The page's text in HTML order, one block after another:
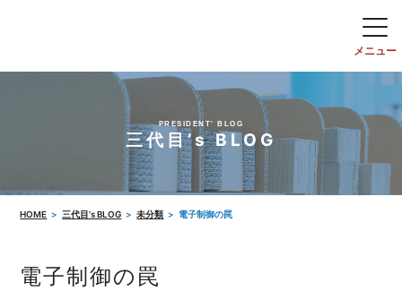
PRESIDENT' BLOG
三代目’s BLOG
HOME 三代目’s BLOG 未分類 電子制御の罠
電子制御の罠